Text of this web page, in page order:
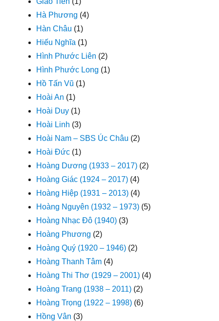
Hà Phương (4)
Hàn Châu (1)
Hiếu Nghĩa (1)
Hình Phước Liên (2)
Hình Phước Long (1)
Hồ Tấn Vũ (1)
Hoài An (1)
Hoài Duy (1)
Hoài Linh (3)
Hoài Nam – SBS Úc Châu (2)
Hoài Đức (1)
Hoàng Dương (1933 – 2017) (2)
Hoàng Giác (1924 – 2017) (4)
Hoàng Hiệp (1931 – 2013) (4)
Hoàng Nguyên (1932 – 1973) (5)
Hoàng Nhạc Đô (1940) (3)
Hoàng Phương (2)
Hoàng Quý (1920 – 1946) (2)
Hoàng Thanh Tâm (4)
Hoàng Thi Thơ (1929 – 2001) (4)
Hoàng Trang (1938 – 2011) (2)
Hoàng Trọng (1922 – 1998) (6)
Hồng Vân (3)